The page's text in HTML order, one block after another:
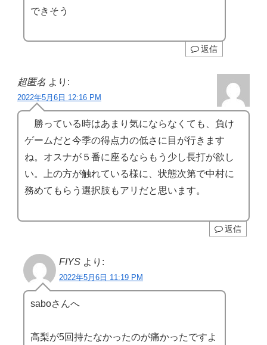
できそう
返信
超匿名 より:
2022年5月6日 12:16 PM
勝っている時はあまり気にならなくても、負け
ゲームだと今季の得点力の低さに目が行きます
ね。オスナが５番に座るならもう少し長打が欲し
い。上の方が触れている様に、状態次第で中村に
務めてもらう選択肢もアリだと思います。
返信
FIYS より:
2022年5月6日 11:19 PM
saboさんへ
高梨が5回持たなかったのが痛かったですよ